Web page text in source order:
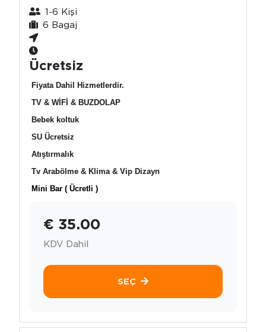
1-6 Kişi
6 Bagaj
Ücretsiz
Fiyata Dahil Hizmetlerdir.
TV & WİFİ & BUZDOLAP
Bebek koltuk
SU Ücretsiz
Atıştırmalık
Tv Arabölme & Klima & Vip Dizayn
Mini Bar ( Ücretli )
€ 35.00
KDV Dahil
SEÇ